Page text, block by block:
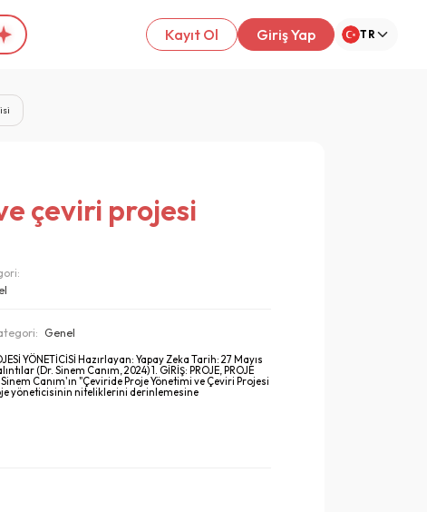
Kayıt Ol Giriş Yap TR
çeviri projesi
Genel
YÖNETİCİSİ Hazırlayan: Yapay Zeka Tarih: 27 Mayıs
(Dr. Sinem Canım, 2024) 1. GİRİŞ: PROJE, PROJE
Sinem Canım'ın "Çeviride Proje Yönetimi ve Çeviri Projesi
yöneticisinin niteliklerini derinlemesine